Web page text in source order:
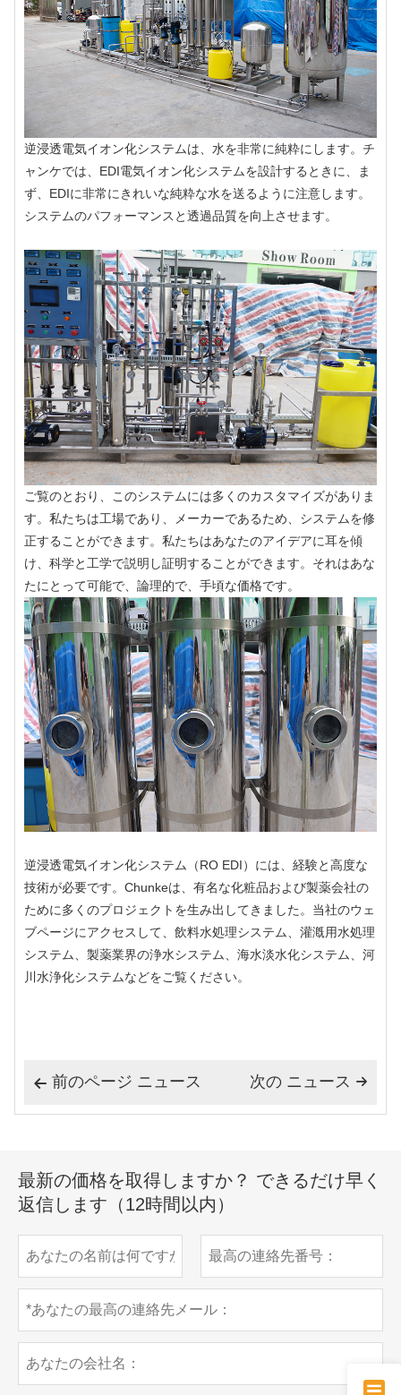
逆浸透電気イオン化システムは、水を非常に純粋にします。チ
ャンケでは、EDI電気イオン化システムを設計するときに、ま
ず、EDIに非常にきれいな純粋な水を送るように注意します。
システムのパフォーマンスと透過品質を向上させます。
ご覧のとおり、このシステムには多くのカスタマイズがありま
す。私たちは工場であり、メーカーであるため、システムを修
正することができます。私たちはあなたのアイデアに耳を傾
け、科学と工学で説明し証明することができます。それはあな
たにとって可能で、論理的で、手頃な価格です。
逆浸透電気イオン化システム（RO EDI）には、経験と高度な
技術が必要です。Chunkeは、有名な化粧品および製薬会社の
ために多くのプロジェクトを生み出してきました。当社のウェ
ブページにアクセスして、飲料水処理システム、灌漑用水処理
システム、製薬業界の浄水システム、海水淡水化システム、河
川水浄化システムなどをご覧ください。
 前のページ ニュース 
次の ニュース
最新の価格を取得しますか？ できるだけ早く
返信します（12時間以内）
